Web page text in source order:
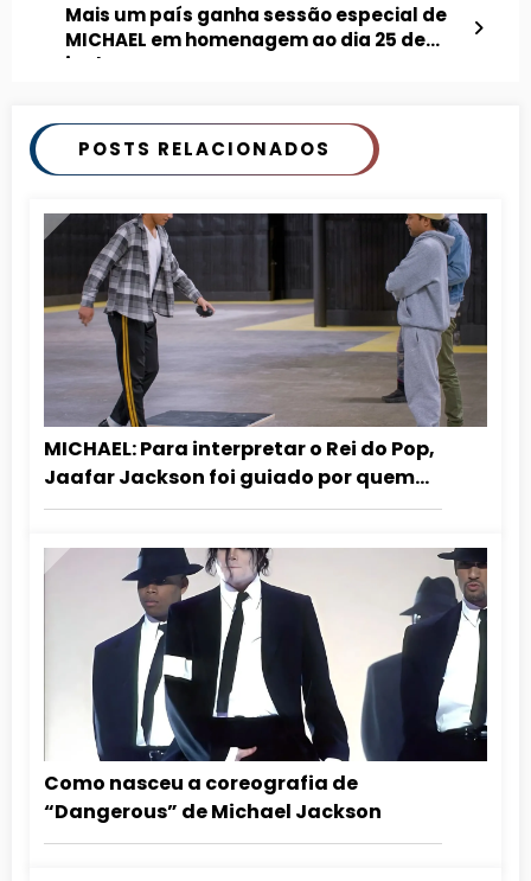
Mais um país ganha sessão especial de
MICHAEL em homenagem ao dia 25 de
junho
POSTS RELACIONADOS
MICHAEL: Para interpretar o Rei do Pop,
Jaafar Jackson foi guiado por quem
dançou com ele
Como nasceu a coreografia de
“Dangerous” de Michael Jackson